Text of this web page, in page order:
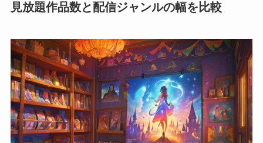
見放題作品数と配信ジャンルの幅を比較